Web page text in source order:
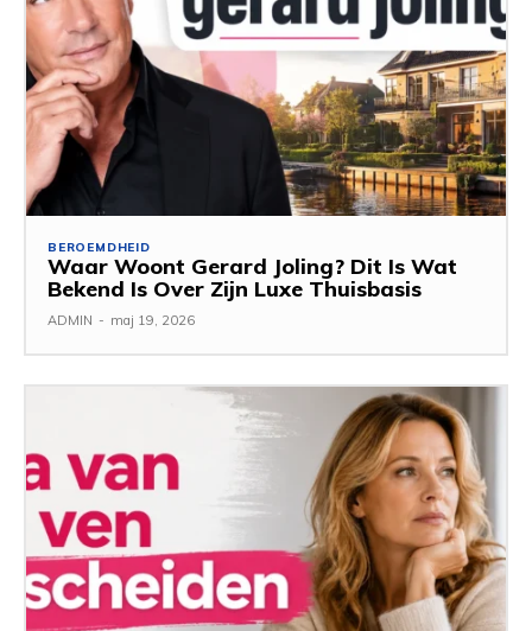
BEROEMDHEID
Waar Woont Gerard Joling? Dit Is Wat
Bekend Is Over Zijn Luxe Thuisbasis
ADMIN - maj 19, 2026